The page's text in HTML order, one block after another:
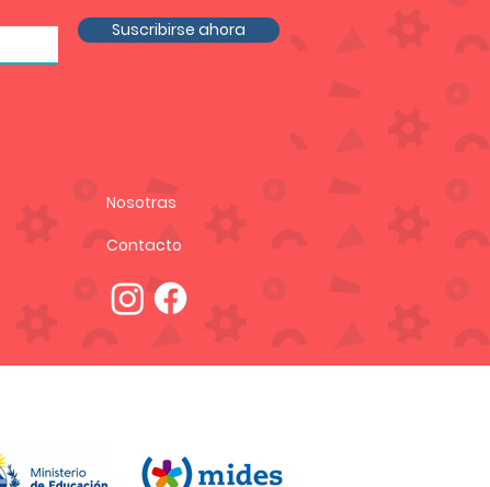
Suscribirse ahora
Nosotras
Contacto